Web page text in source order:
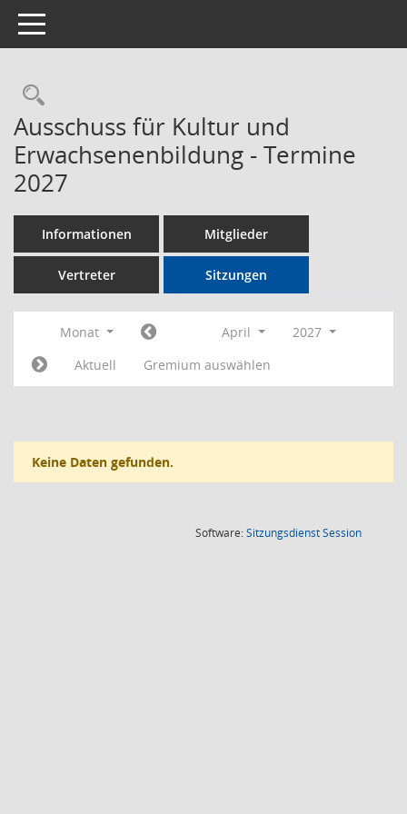
Toggle navigation
Rechercheauswahl
Ausschuss für Kultur und
Erwachsenenbildung - Termine
2027
Informationen Mitglieder
Vertreter Sitzungen
Monat April
2027
Aktuell
Gremium auswählen
Keine Daten gefunden.
Software:SitzungsdienstSession(Wird in